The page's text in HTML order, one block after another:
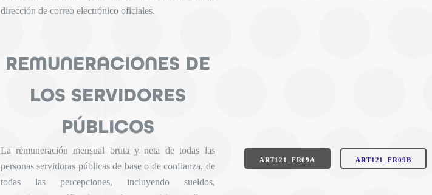
dirección de correo electrónico oficiales.
REMUNERACIONES DE
LOS SERVIDORES
PÚBLICOS
La remuneración mensual bruta y neta de todas las
personas servidoras públicas de base o de confianza, de
todas las percepciones, incluyendo sueldos,
ART121_FR09A ART121_FR09B